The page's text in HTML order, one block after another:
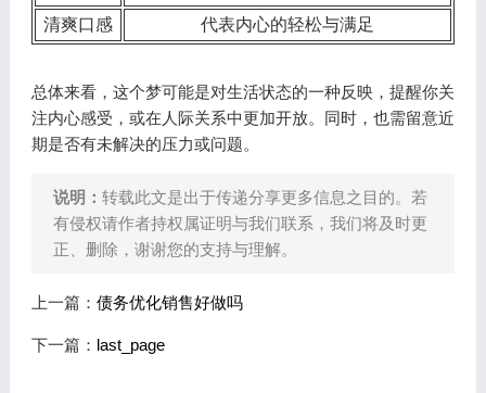
清爽口感
代表内心的轻松与满足
总体来看，这个梦可能是对生活状态的一种反映，提醒你关
注内心感受，或在人际关系中更加开放。同时，也需留意近
期是否有未解决的压力或问题。
说明： 转载此文是出于传递分享更多信息之目的。若
有侵权请作者持权属证明与我们联系，我们将及时更
正、删除，谢谢您的支持与理解。
上一篇： 债务优化销售好做吗
下一篇： last_page